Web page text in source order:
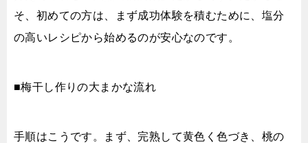
そ、初めての方は、まず成功体験を積むために、塩分
の高いレシピから始めるのが安心なのです。
■梅干し作りの大まかな流れ
手順はこうです。まず、完熟して黄色く色づき、桃の